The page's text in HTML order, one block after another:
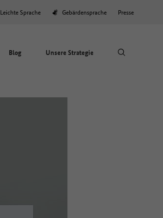
Leichte Sprache Gebärdensprache Presse
Blog Unsere Strategie